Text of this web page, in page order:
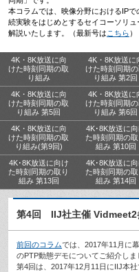
本コラムでは、映像分野におけるIP
続実験をはじめとするセイコーソリ
解説いたします。（最新号は こちら）
4K・8K放送に向
けた時刻同期の取
り組み
4K・8K放送に
けた時刻同期の
り組み 第2回
4K・8K放送に向
けた時刻同期の取
り組み 第5回
4K・8K放送に
けた時刻同期の
り組み 第6回
4K・8K放送に向
けた時刻同期の取
り組み(第9回)
4K･8K放送に向
た時刻同期の取
組み 第10回
4K･8K放送に向け
た時刻同期の取り
組み 第13回
4K･8K放送に向
た時刻同期の取
組み 第14回
第4回 IIJ社主催 Vidmeet2
前回のコラムでは、2017年11月に
のPTP動態デモについてご紹介しま
第4回は、2017年12月11日にIIJ本